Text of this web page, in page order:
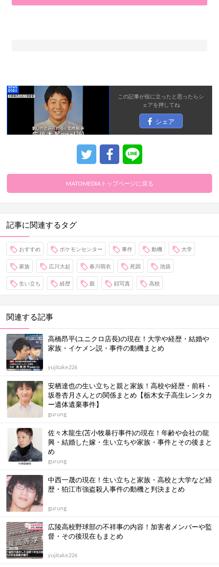
この記事が役に立ったと思ったらシ
ェアを押してね
シェア
MATOMEDIAトップページに戻る
記事に関連するタグ
おすすめ ポケモンセンター 事件 動機 大学
家族 広川大起 春川萌衣 死因 池袋
生い立ち 経歴 親 顔写真 高校
関連する記事
高橋昂平(ユニクロ店長)の現在！大学や経歴・結婚や
家族・イケメン説・事件の動機まとめ
yujitake226
安栖達也の生い立ちと親と家族！高校や経歴・前科・
坂巻杏月さんとの関係まとめ【栃木女子高生レンタカ
ー遺体遺棄事件】
gurung
佐々木龍生(苫小牧暴行事件)の現在！年齢や会社の龍
興・結婚した嫁・生い立ちや家族・事件とその後まと
め
gurung
中西一晟の現在！生い立ちと家族・高校と大学など経
歴・狛江市強盗殺人事件の動機と判決まとめ
gurung
広陵高校野球部の不祥事の内容！加害者メンバーや監
督・その後現在もまとめ
yujitake226